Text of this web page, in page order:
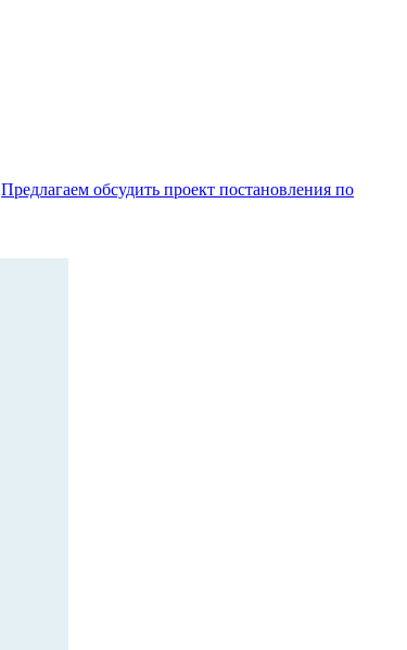
Предлагаем обсудить проект постановления по